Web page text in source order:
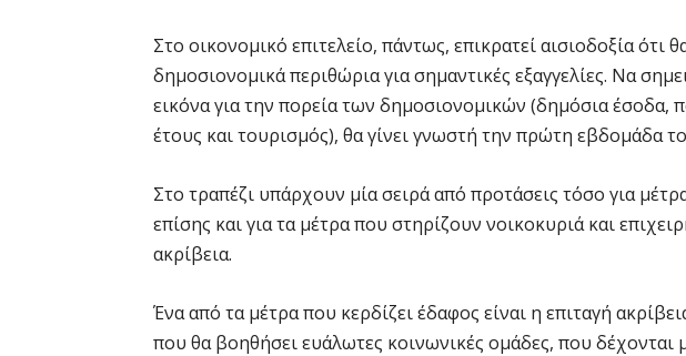
Στο οικονομικό επιτελείο, πάντως, επικρατεί αισιοδοξία ότι
δημοσιονομικά περιθώρια για σημαντικές εξαγγελίες. Να
εικόνα για την πορεία των δημοσιονομικών (δημόσια έσοδα,
έτους και τουρισμός), θα γίνει γνωστή την πρώτη εβδομάδα
Στο τραπέζι υπάρχουν μία σειρά από προτάσεις τόσο για
επίσης και για τα μέτρα που στηρίζουν νοικοκυριά και
ακρίβεια.
Ένα από τα μέτρα που κερδίζει έδαφος είναι η επιταγή
που θα βοηθήσει ευάλωτες κοινωνικές ομάδες, που δέχονται